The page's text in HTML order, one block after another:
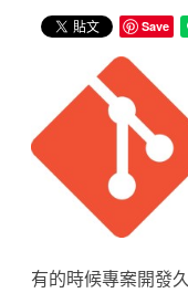
Save
有的時候專案開發